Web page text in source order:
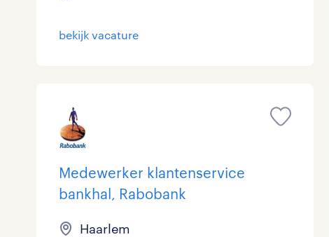
toon 5 resultaten
toon 5 resultaten
bekijk vacature
Medewerker klantenservice
bankhal, Rabobank
Haarlem